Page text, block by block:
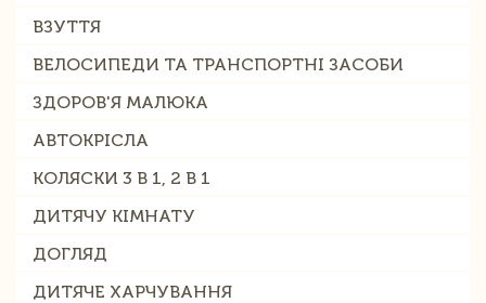
ВЗУТТЯ
ВЕЛОСИПЕДИ ТА ТРАНСПОРТНІ ЗАСОБИ
ЗДОРОВ'Я МАЛЮКА
АВТОКРІСЛА
КОЛЯСКИ 3 В 1, 2 В 1
ДИТЯЧУ КІМНАТУ
ДОГЛЯД
ДИТЯЧЕ ХАРЧУВАННЯ